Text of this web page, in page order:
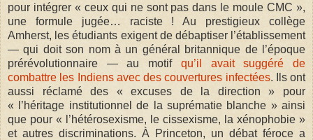
pour intégrer « ceux qui ne sont pas dans le moule CMC »,
une formule jugée… raciste ! Au prestigieux collège
Amherst, les étudiants exigent de débaptiser l’établissement
— qui doit son nom à un général britannique de l’époque
prérévolutionnaire — au motif qu’il avait suggéré de
combattre les Indiens avec des couvertures infectées. Ils ont
aussi réclamé des « excuses de la direction » pour
« l’héritage institutionnel de la suprématie blanche » ainsi
que pour « l’hétérosexisme, le cissexisme, la xénophobie »
et autres discriminations. À Princeton, un débat féroce a